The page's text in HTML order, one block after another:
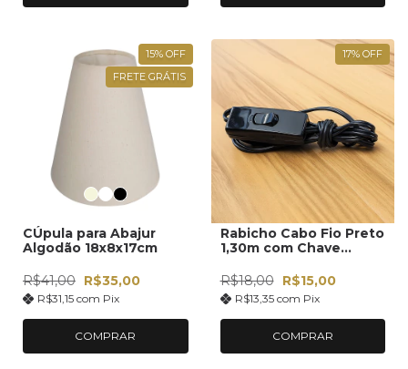
15% OFF
FRETE GRÁTIS
CÚpula para Abajur
Algodão 18x8x17cm
R$41,00 R$35,00
R$31,15 com Pix
COMPRAR
17% OFF
Rabicho Cabo Fio Preto
1,30m com Chave
Desliga para Soquete
Luminária Abajur
Pendente Bivolt Fio
Elétrico Extensão
Tomada Luminária
R$18,00 R$15,00
R$13,35 com Pix
COMPRAR